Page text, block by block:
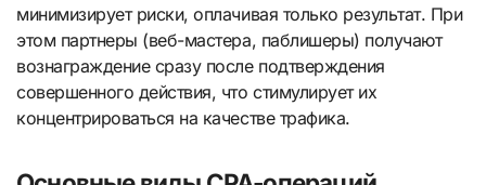
минимизирует риски, оплачивая только результат. При
этом партнеры (веб-мастера, паблишеры) получают
вознаграждение сразу после подтверждения
совершенного действия, что стимулирует их
концентрироваться на качестве трафика.